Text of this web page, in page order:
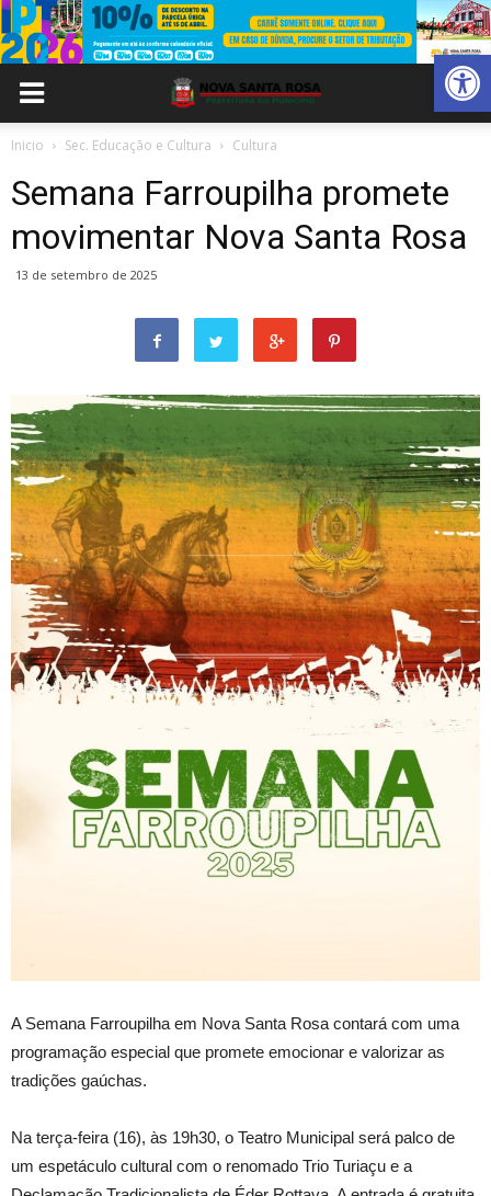
Abrir
Inicio Sec. Educação e Cultura Cultura
Semana Farroupilha promete
movimentar Nova Santa Rosa
13 de setembro de 2025
A Semana Farroupilha em Nova Santa Rosa contará com uma
programação especial que promete emocionar e valorizar as
tradições gaúchas.
Na terça-feira (16), às 19h30, o Teatro Municipal será palco de
um espetáculo cultural com o renomado Trio Turiaçu e a